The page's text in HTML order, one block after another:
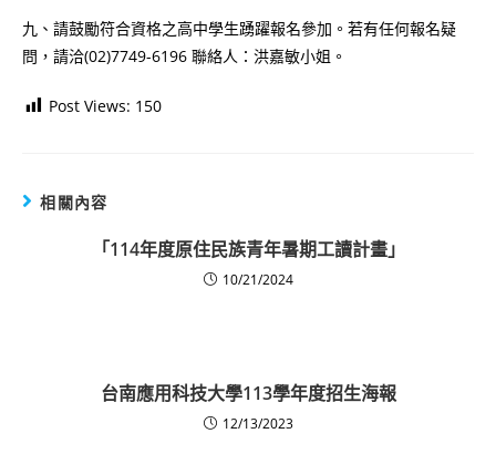
九、請鼓勵符合資格之高中學生踴躍報名參加。若有任何報名疑
問，請洽(02)7749-6196 聯絡人：洪嘉敏小姐。
Post Views: 150
相關內容
「114年度原住民族青年暑期工讀計畫」
10/21/2024
台南應用科技大學113學年度招生海報
12/13/2023